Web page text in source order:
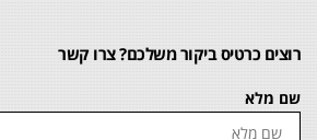
רוצים כרטיס ביקור משלכם? צרו קשר
שם מלא